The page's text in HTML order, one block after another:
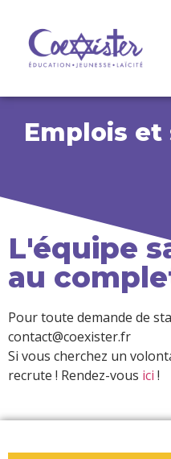
Emplois et
L'équipe
au
Pour toute demande de
contact@coexister.fr
Si vous cherchez un
recrute ! Rendez-vous ici !